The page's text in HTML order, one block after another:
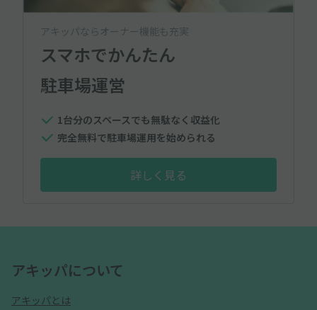
アキッパならオーナー機能も充実
スマホでかんたん
駐車場運営
1台分のスペースでも無駄なく収益化
完全無料で駐車場運用を始められる
詳しく見る
アキッパについて
アキッパとは